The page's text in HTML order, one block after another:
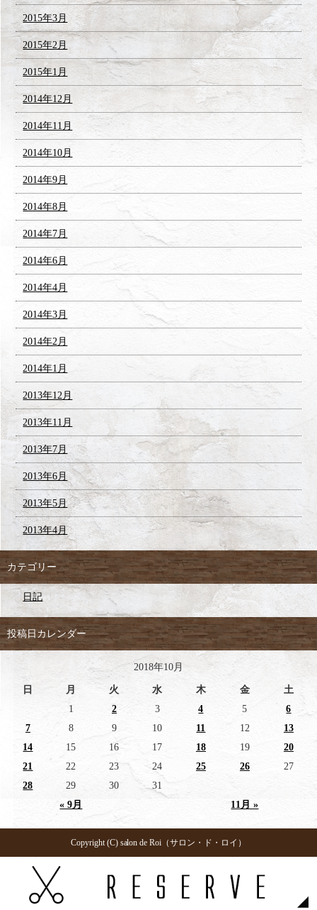
2015年3月
2015年2月
2015年1月
2014年12月
2014年11月
2014年10月
2014年9月
2014年8月
2014年7月
2014年6月
2014年4月
2014年3月
2014年2月
2014年1月
2013年12月
2013年11月
2013年7月
2013年6月
2013年5月
2013年4月
カテゴリー
日記
投稿日カレンダー
2018年10月
日 月 火 水 木 金 土
« 9月 11月 »
1 2 3 4 5
6
7
8 9 10 11 12
13
14
15 16 17 18 19
20
21
22 23 24 25 26
27
28
29 30 31
Copyright (C) salon de Roi（サロン・ド・ロイ）